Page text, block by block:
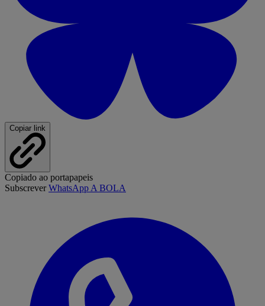
Copiar link
Copiado ao portapapeis
SubscreverWhatsApp A BOLA